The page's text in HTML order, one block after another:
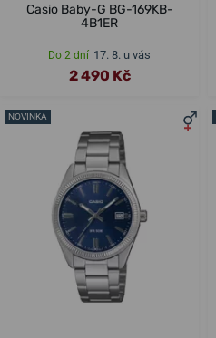
Casio Baby-G BG-169KB-
4B1ER
Do 2 dní 17. 8. u vás
2 490 Kč
NOVINKA